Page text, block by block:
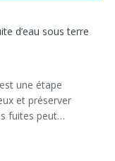
d’eau sous terre
une étape
et préserver
fuites peut…